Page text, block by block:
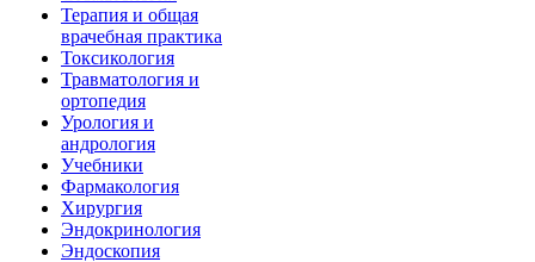
Терапия и общая
врачебная практика
Токсикология
Травматология и
ортопедия
Урология и
андрология
Учебники
Фармакология
Хирургия
Эндокринология
Эндоскопия